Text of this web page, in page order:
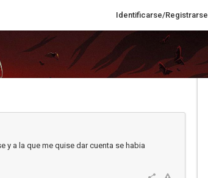
Identificarse/Registrarse
y a la que me quise dar cuenta se habia